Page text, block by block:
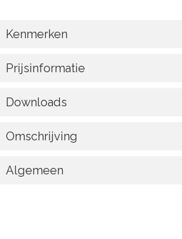
Kenmerken
Prijsinformatie
Downloads
Omschrijving
Algemeen